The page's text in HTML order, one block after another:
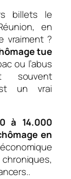
billets le
en
vraiment ?
tue
ou l’abus
souvent
un vrai
à 14.000
en